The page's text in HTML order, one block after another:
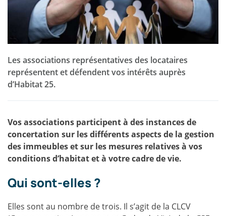
Les associations représentatives des locataires
représentent et défendent vos intérêts auprès
d’Habitat 25.
Vos associations participent à des instances de
concertation sur les différents aspects de la gestion
des immeubles et sur les mesures relatives à vos
conditions d’habitat et à votre cadre de vie.
Qui sont-elles ?
Elles sont au nombre de trois. Il s’agit de la CLCV